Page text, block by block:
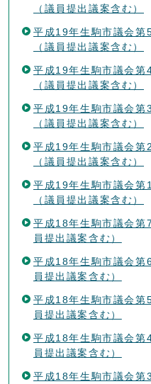
（議員提出議案含む）
平成19年生駒市議会第
（議員提出議案含む）
平成19年生駒市議会第
（議員提出議案含む）
平成19年生駒市議会第
（議員提出議案含む）
平成19年生駒市議会第
（議員提出議案含む）
平成19年生駒市議会第
（議員提出議案含む）
平成18年生駒市議会
員提出議案含む）
平成18年生駒市議会
員提出議案含む）
平成18年生駒市議会第
員提出議案含む）
平成18年生駒市議会第
員提出議案含む）
平成18年生駒市議会第